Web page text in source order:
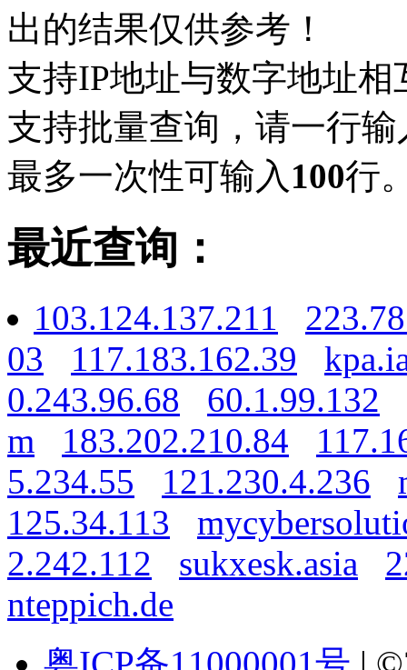
出的结果仅供参考！
支持IP地址与数字地址相
支持批量查询，请一行
最多一次性可输入 100行
最近查询：
103.124.137.211
03
117.183.162.39
0.243.96.68
60.1.99.132
m
183.202.210.84
5.234.55
121.230.4.236
125.34.113
2.242.112
sukxesk.asia
nteppich.de